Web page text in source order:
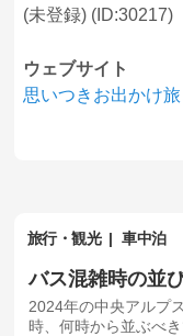
(未登録) (ID:30217)
ウェブサイト
思いつきお出かけ
旅行・観光 車中泊
バス混雑時の並
2024年の中央アルプ
時、何時から並ぶべ